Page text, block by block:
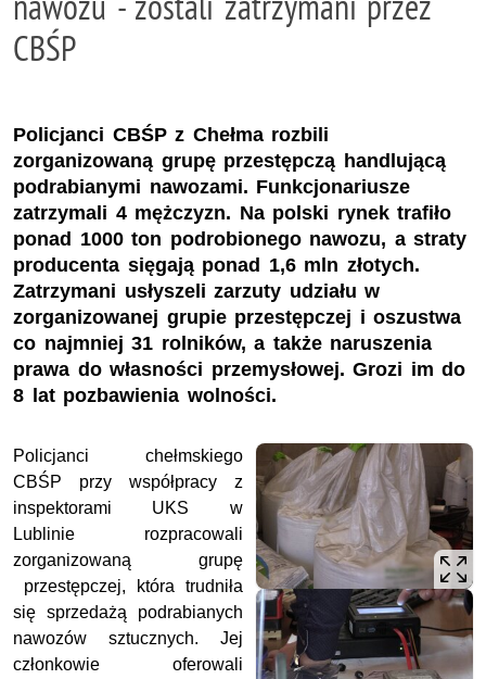
CBŚP
Policjanci CBŚP z Chełma rozbili
zorganizowaną grupę przestępczą handlującą
podrabianymi nawozami. Funkcjonariusze
zatrzymali 4 mężczyzn. Na polski rynek trafiło
ponad 1000 ton podrobionego nawozu, a straty
producenta sięgają ponad 1,6 mln złotych.
Zatrzymani usłyszeli zarzuty udziału w
zorganizowanej grupie przestępczej i oszustwa
co najmniej 31 rolników, a także naruszenia
prawa do własności przemysłowej. Grozi im do
8 lat pozbawienia wolności.
Policjanci chełmskiego
CBŚP przy współpracy z
inspektorami UKS w
Lublinie rozpracowali
zorganizowaną grupę
przestępczej, która trudniła
się sprzedażą podrabianych
nawozów sztucznych. Jej
członkowie oferowali